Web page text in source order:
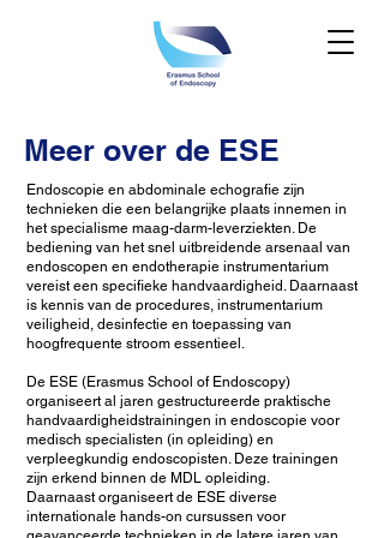
Meer over de ESE
Endoscopie en abdominale echografie zijn
technieken die een belangrijke plaats innemen in
het specialisme maag-darm-leverziekten. De
bediening van het snel uitbreidende arsenaal van
endoscopen en endotherapie instrumentarium
vereist een specifieke handvaardigheid. Daarnaast
is kennis van de procedures, instrumentarium
veiligheid, desinfectie en toepassing van
hoogfrequente stroom essentieel.
De ESE (Erasmus School of Endoscopy)
organiseert al jaren gestructureerde praktische
handvaardigheidstrainingen in endoscopie voor
medisch specialisten (in opleiding) en
verpleegkundig endoscopisten. Deze trainingen
zijn erkend binnen de MDL opleiding.
Daarnaast organiseert de ESE diverse
internationale hands-on cursussen voor